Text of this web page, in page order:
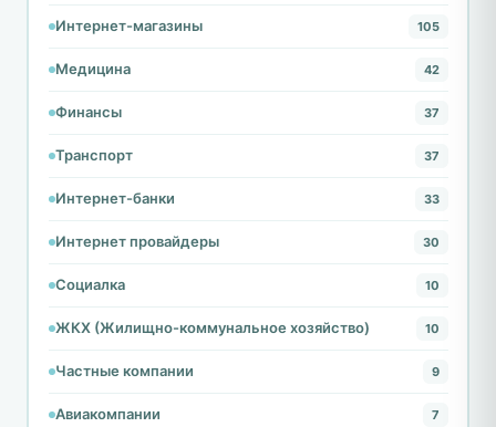
Интернет-магазины 105
Медицина 42
Финансы 37
Транспорт 37
Интернет-банки 33
Интернет провайдеры 30
Социалка 10
ЖКХ (Жилищно-коммунальное хозяйство) 10
Частные компании 9
Авиакомпании 7